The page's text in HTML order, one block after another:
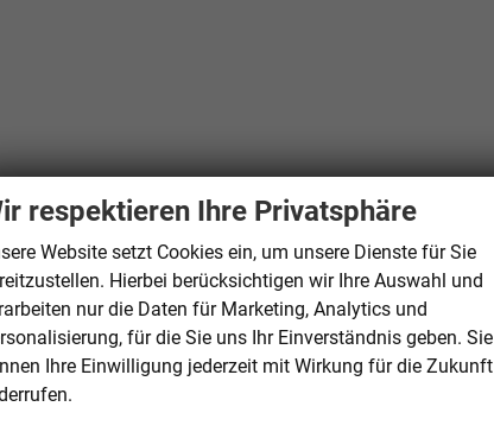
respektieren Ihre Privatsphäre
Website setzt Cookies ein, um unsere Dienste für Sie
Hierbei berücksichtigen wir Ihre Auswahl und
nur die Daten für Marketing, Analytics und
für die Sie uns Ihr Einverständnis geben. Sie
Ihre Einwilligung jederzeit mit Wirkung für die Zukunft